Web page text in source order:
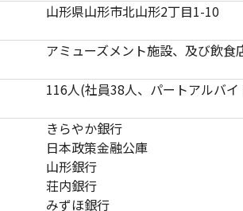
山形県山形市北山形2丁目1-10
アミューズメント施設、及び飲食
116人(社員38人、パートアルバ
きらやか銀行
日本政策金融公庫
山形銀行
荘内銀行
みずほ銀行